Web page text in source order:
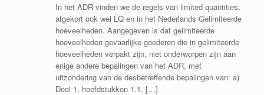
In het ADR vinden we de regels van limited quantities,
afgekort ook wel LQ en in het Nederlands Gelimiteerde
hoeveelheden. Aangegeven is dat gelimiteerde
hoeveelheden gevaarlijke goederen die in gelimiteerde
hoeveelheden verpakt zijn, niet onderworpen zijn aan
enige andere bepalingen van het ADR, met
uitzondering van de desbetreffende bepalingen van: a)
Deel 1, hoofdstukken 1.1, […]